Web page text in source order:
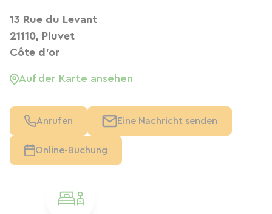
13 Rue du Levant
21110, Pluvet
Côte d'or
Auf der Karte ansehen
Anrufen Eine Nachricht senden
Online-Buchung